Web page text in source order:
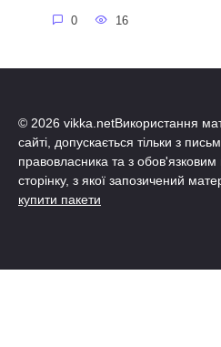
0 16
© 2026 vikka.netВикористання
сайті, допускається тільки з
правовласника та з
сторінку, з якої запозичений
купити пакети